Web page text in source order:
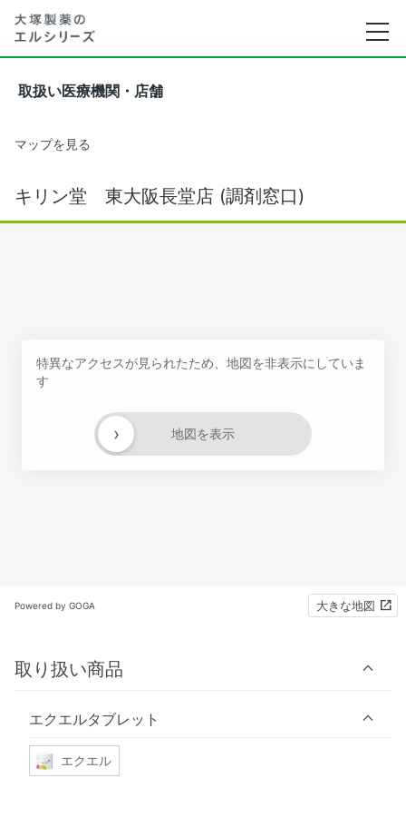
取扱い医療機関・店舗
マップを見る
キリン堂 東大阪長堂店 (調剤窓口)
特異なアクセスが見られたため、地図を非表示にしていま
す
地図を表示
›
Powered by GOGA 大きな地図
取り扱い商品
エクエルタブレット
エクエル